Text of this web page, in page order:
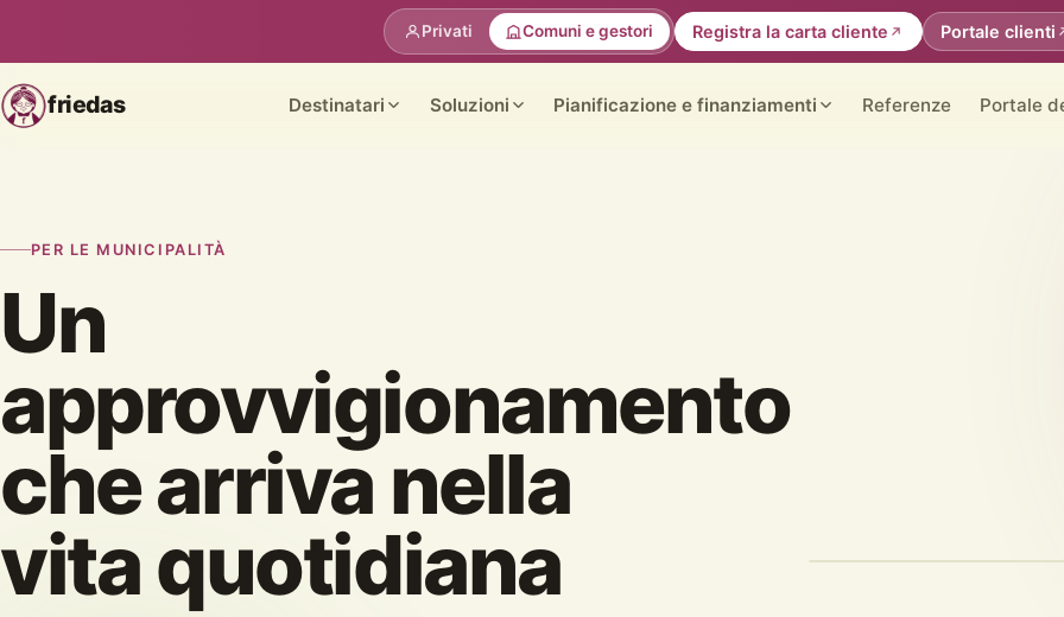
Privati Comuni e gestori Registra la carta cliente Portale clienti
friedas Destinatari Soluzioni Pianificazione e finanziamenti Referenze Portale
PER LE MUNICIPALITÀ
Un
approvvigionamento
che arriva nella
vita quotidiana